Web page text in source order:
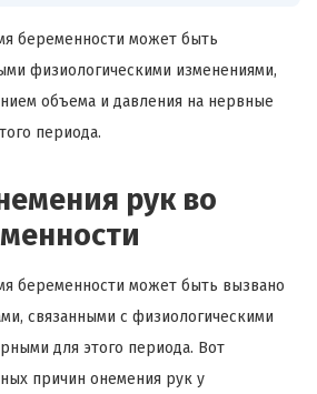
беременности может быть
физиологическими изменениями,
объема и давления на нервные
периода.
рук во
беременности может быть вызвано
связанными с физиологическими
для этого периода. Вот
причин онемения рук у